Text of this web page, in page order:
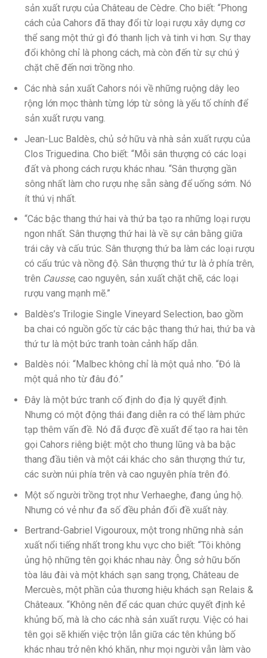
sản xuất rượu của Château de Cèdre. Cho biết: “Phong
cách của Cahors đã thay đổi từ loại rượu xây dựng cơ
thể sang một thứ gì đó thanh lịch và tinh vi hơn. Sự thay
đổi không chỉ là phong cách, mà còn đến từ sự chú ý
chặt chẽ đến nơi trồng nho.
Các nhà sản xuất Cahors nói về những ruộng dây leo
rộng lớn mọc thành từng lớp từ sông là yếu tố chính để
sản xuất rượu vang.
Jean-Luc Baldès, chủ sở hữu và nhà sản xuất rượu của
Clos Triguedina. Cho biết: “Mỗi sân thượng có các loại
đất và phong cách rượu khác nhau. “Sân thượng gần
sông nhất làm cho rượu nhẹ sẵn sàng để uống sớm. Nó
ít thú vị nhất.
“Các bậc thang thứ hai và thứ ba tạo ra những loại rượu
ngon nhất. Sân thượng thứ hai là về sự cân bằng giữa
trái cây và cấu trúc. Sân thượng thứ ba làm các loại rượu
có cấu trúc và nồng độ. Sân thượng thứ tư là ở phía trên,
trên Causse, cao nguyên, sản xuất chặt chẽ, các loại
rượu vang mạnh mẽ.”
Baldès’s Trilogie Single Vineyard Selection, bao gồm
ba chai có nguồn gốc từ các bậc thang thứ hai, thứ ba và
thứ tư là một bức tranh toàn cảnh hấp dẫn.
Baldès nói: “Malbec không chỉ là một quả nho. “Đó là
một quả nho từ đâu đó.”
Đây là một bức tranh cố định do địa lý quyết định.
Nhưng có một động thái đang diễn ra có thể làm phức
tạp thêm vấn đề. Nó đã được đề xuất để tạo ra hai tên
gọi Cahors riêng biệt: một cho thung lũng và ba bậc
thang đầu tiên và một cái khác cho sân thượng thứ tư,
các sườn núi phía trên và cao nguyên phía trên đó.
Một số người trồng trọt như Verhaeghe, đang ủng hộ.
Nhưng có vẻ như đa số đều phản đối đề xuất này.
Bertrand-Gabriel Vigouroux, một trong những nhà sản
xuất nổi tiếng nhất trong khu vực cho biết: “Tôi không
ủng hộ những tên gọi khác nhau này. Ông sở hữu bốn
tòa lâu đài và một khách sạn sang trọng, Château de
Mercuès, một phần của thương hiệu khách sạn Relais &
Châteaux. “Không nên để các quan chức quyết định kẻ
khủng bố, mà là cho các nhà sản xuất rượu. Việc có hai
tên gọi sẽ khiến việc trộn lẫn giữa các tên khủng bố
khác nhau trở nên khó khăn, như mọi người vẫn làm vào